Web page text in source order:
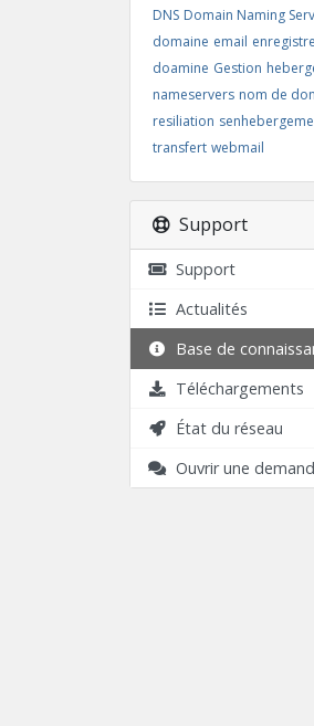
DNS Domain Naming
domaine email
doamine Gestion
nameservers nom de
resiliation
transfert webmail
Support
Support
Actualités
Base de
Téléchargements
État du réseau
Ouvrir une